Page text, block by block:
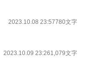
2023.10.08 23:57780文字
2023.10.09 23:261,079文字